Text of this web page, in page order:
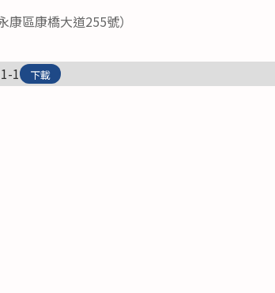
區康橋大道255號）
1
下載